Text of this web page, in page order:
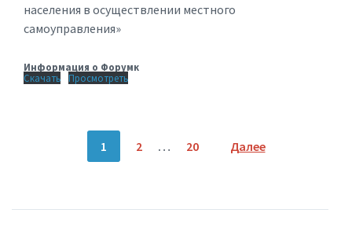
населения в осуществлении местного
самоуправления»
Информация о Форумк
Скачать
Просмотреть
Пагинация
1 2 … 20 Далее